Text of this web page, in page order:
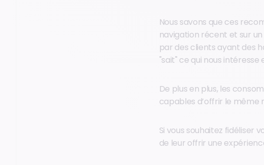
Nous savons que ces
navigation récent et sur
par des clients ayant des
"sait" ce qui nous
De plus en plus, les
capables d’offrir le même
Si vous souhaitez fidéliser
de leur offrir une